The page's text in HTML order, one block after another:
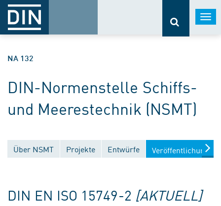
NA 132
DIN-Normenstelle Schiffs-
und Meerestechnik (NSMT)
Über NSMT Projekte Entwürfe Veröffentlichungen
DIN EN ISO 15749-2 [AKTUELL]